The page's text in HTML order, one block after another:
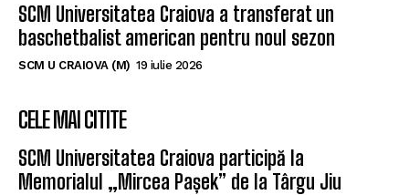
SCM Universitatea Craiova a transferat un
baschetbalist american pentru noul sezon
SCM U CRAIOVA (M) 19 iulie 2026
CELE MAI CITITE
SCM Universitatea Craiova participă la
Memorialul „Mircea Pașek” de la Târgu Jiu